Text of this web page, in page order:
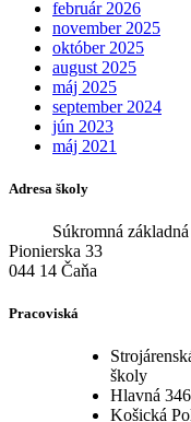
február 2026
november 2025
október 2025
august 2025
máj 2025
september 2024
jún 2023
máj 2021
Adresa školy
Súkromná
Pionierska 33
044 14 Čaňa
Pracoviská
školy
Hlavná
Košická